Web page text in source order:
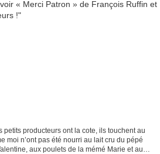
producteurs ont la cote, ils touchent au
moi n’ont pas été nourri au lait cru du pépé
aux poulets de la mémé Marie et au